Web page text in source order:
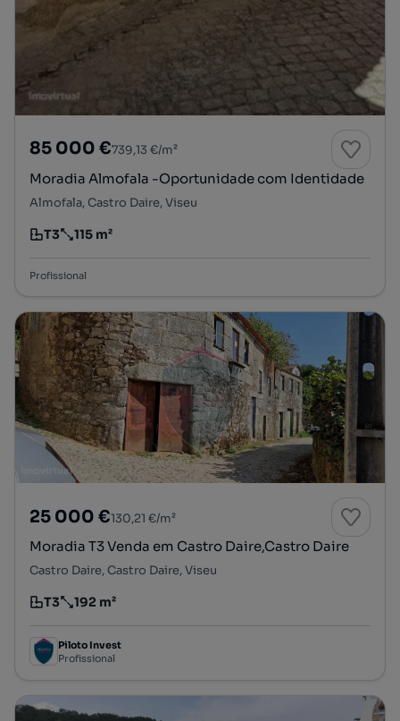
85 000 €739,13 €/m²
Moradia Almofala -Oportunidade com Identidade
Almofala, Castro Daire, Viseu
Tipologia
T3
Preço por metro quadrado
115 m²
Profissional
25 000 €130,21 €/m²
Moradia T3 Venda em Castro Daire,Castro Daire
Castro Daire, Castro Daire, Viseu
Tipologia
T3
Preço por metro quadrado
192 m²
Piloto Invest
Profissional